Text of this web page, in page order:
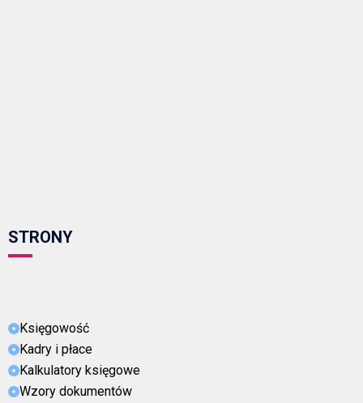
STRONY
Księgowość
Kadry i płace
Kalkulatory księgowe
Wzory dokumentów